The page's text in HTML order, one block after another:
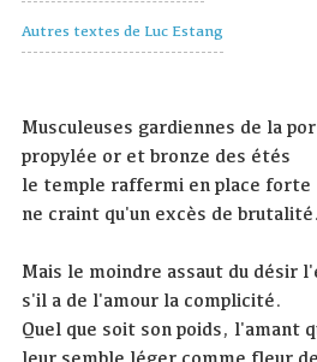
Autres textes de Luc Estang
Musculeuses gardiennes de la
propylée or et bronze des étés
le temple raffermi en place forte
ne craint qu'un excès de brutalité.
Mais le moindre assaut du désir
s'il a de l'amour la complicité.
Quel que soit son poids, l'amant
leur semble léger comme fleur